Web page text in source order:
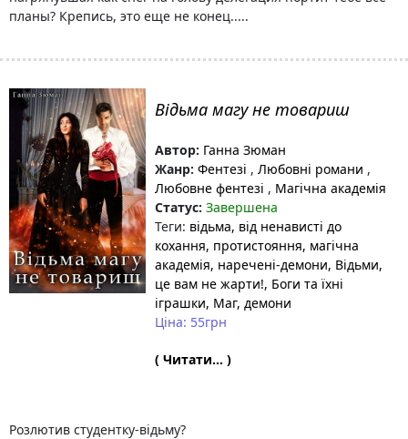
планы? Крепись, это еще не конец.....
Відьма магу не товариш
Автор: Ганна Зюман
Жанр: Фентезі , Любовні романи ,
Любовне фентезі , Магічна академія
Статус: Завершена
Теги: відьма, від ненависті до
кохання, протистояння, магічна
академія, наречені-демони, Відьми,
це вам не жарти!, Боги та їхні
іграшки, Маг, демони
Ціна: 55грн
( Читати... )
Розлютив студентку-відьму?